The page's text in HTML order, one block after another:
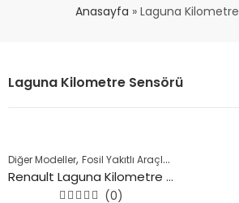
Anasayfa » Laguna
Laguna Kilometre Sensörü
Diğer Modeller, Fosil Yakıtlı Araçlar
Renault Laguna Kilometre Hız Sensörü 1994 ile 2001 Arası
(0)